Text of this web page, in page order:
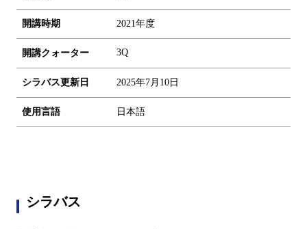
開講時期 2021年度
開講クォーター 3Q
シラバス更新日 2025年7月10日
使用言語 日本語
シラバス